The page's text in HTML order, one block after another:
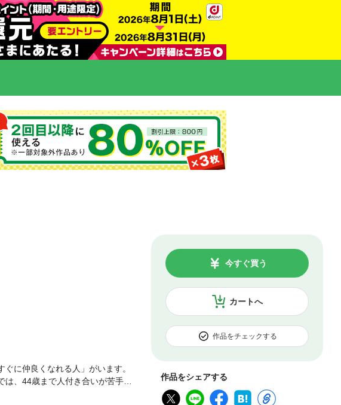
カートへ
今すぐ買う
作品をチェックする
作品をシェアする
に仲良くなれる人」がいます。
、44歳まで人付き合いが苦手だ
法」を述べていきます。「話し